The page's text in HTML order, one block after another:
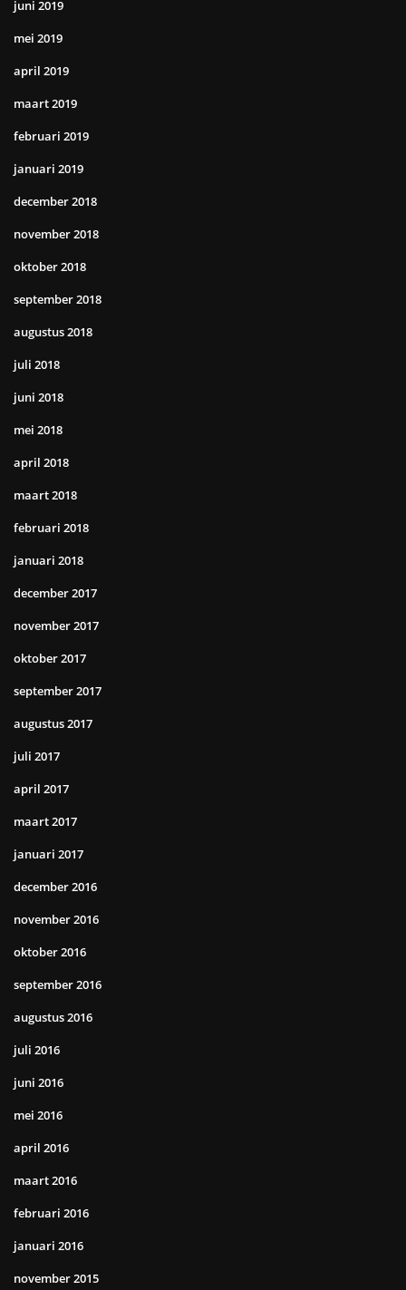
juni 2019
mei 2019
april 2019
maart 2019
februari 2019
januari 2019
december 2018
november 2018
oktober 2018
september 2018
augustus 2018
juli 2018
juni 2018
mei 2018
april 2018
maart 2018
februari 2018
januari 2018
december 2017
november 2017
oktober 2017
september 2017
augustus 2017
juli 2017
april 2017
maart 2017
januari 2017
december 2016
november 2016
oktober 2016
september 2016
augustus 2016
juli 2016
juni 2016
mei 2016
april 2016
maart 2016
februari 2016
januari 2016
november 2015